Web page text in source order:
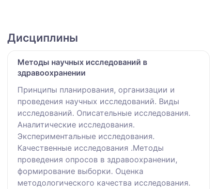
Дисциплины
Методы научных исследований в
здравоохранении
Принципы планирования, организации и
проведения научных исследований. Виды
исследований. Описательные исследования.
Аналитические исследования.
Экспериментальные исследования.
Качественные исследования .Методы
проведения опросов в здравоохранении,
формирование выборки. Оценка
методологического качества исследования.